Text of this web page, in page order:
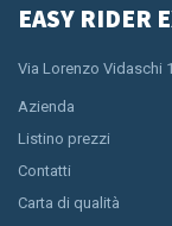
EASY RIDER
Via Lorenzo Vidaschi
Azienda
Listino prezzi
Contatti
Carta di qualità